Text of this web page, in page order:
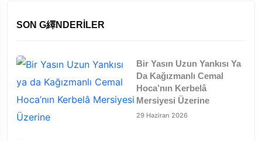
SON G繹NDERILER
Bir Yasın Uzun Yankısı Ya
Da Kağızmanlı Cemal
Hoca’nın Kerbelâ
Mersiyesi Üzerine
29 Haziran 2026